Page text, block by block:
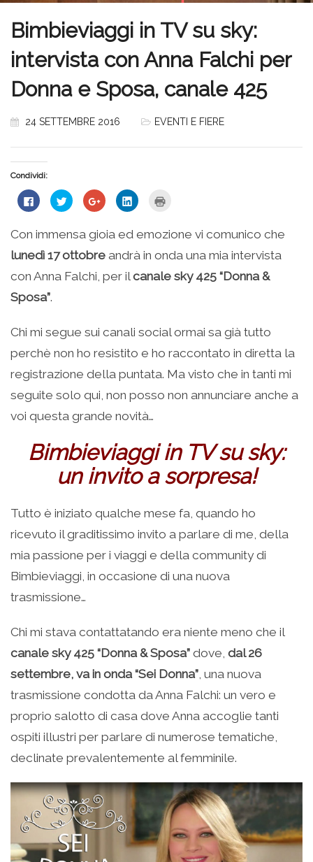
Bimbieviaggi in TV su sky:
intervista con Anna Falchi per
Donna e Sposa, canale 425
24 SETTEMBRE 2016 EVENTI E FIERE
Condividi:
Fai
clic
su
Facebook
(Si
apre
una
nuova
finestra)
Fai
clic
condividere
su
Twitter
(Si
in
una
Fai
clic
condividere
su
Google+
(Si
in
una
Fai
clic
condividere
su
LinkedIn
(Si
in
una
stampare
(Si
apre
in
nuova
finestra)
Con immensa gioia ed emozione vi comunico che
lunedì 17 ottobre andrà in onda una mia intervista
con Anna Falchi, per il canale sky 425 “Donna &
Sposa”.
Chi mi segue sui canali social ormai sa già tutto
perchè non ho resistito e ho raccontato in diretta la
registrazione della puntata. Ma visto che in tanti mi
seguite solo qui, non posso non annunciare anche a
voi questa grande novità…
Bimbieviaggi in TV su sky:
un invito a sorpresa!
Tutto è iniziato qualche mese fa, quando ho
ricevuto il graditissimo invito a parlare di me, della
mia passione per i viaggi e della community di
Bimbieviaggi, in occasione di una nuova
trasmissione…
Chi mi stava contattatando era niente meno che il
canale sky 425 “Donna & Sposa” dove, dal 26
settembre, va in onda “Sei Donna” , una nuova
trasmissione condotta da Anna Falchi: un vero e
proprio salotto di casa dove Anna accoglie tanti
ospiti illustri per parlare di numerose tematiche,
declinate prevalentemente al femminile.